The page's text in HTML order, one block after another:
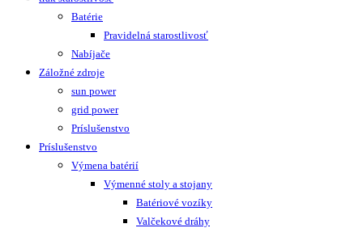
Batérie
Pravidelná starostlivosť
Nabíjače
Záložné zdroje
sun power
grid power
Príslušenstvo
Príslušenstvo
Výmena batérií
Výmenné stoly a stojany
Batériové vozíky
Valčekové dráhy